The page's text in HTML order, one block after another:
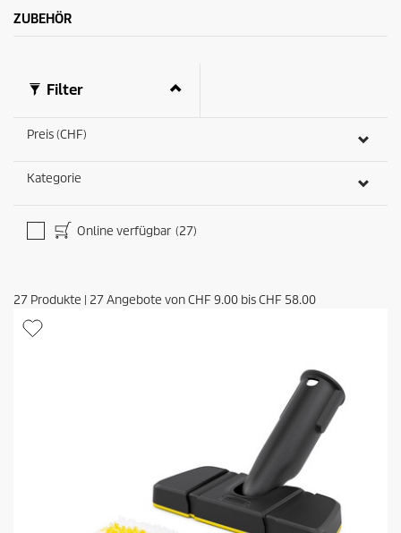
ZUBEHÖR
Filter
Preis (CHF)
Kategorie
Online verfügbar (27)
27 Produkte | 27Angebote vonCHF 9.00 bisCHF 58.00